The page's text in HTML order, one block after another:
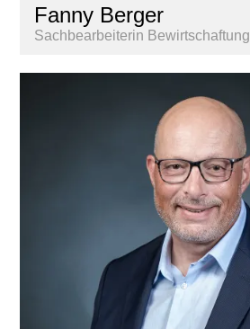
Fanny Berger
Sachbearbeiterin Bewirtschaftung